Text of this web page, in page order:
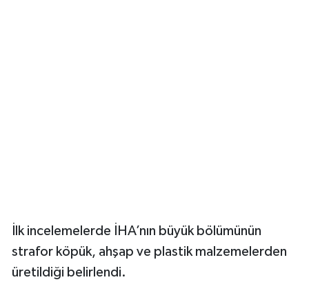
İlk incelemelerde İHA’nın büyük bölümünün
strafor köpük, ahşap ve plastik malzemelerden
üretildiği belirlendi.